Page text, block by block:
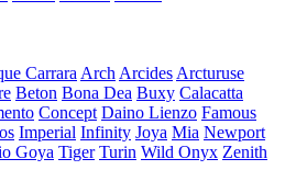
Carrara Arch Arcides Arcturuse
Beton Bona Dea Buxy Calacatta
Concept Daino Lienzo Famous
Imperial Infinity Joya Mia Newport
Goya Tiger Turin Wild Onyx Zenith